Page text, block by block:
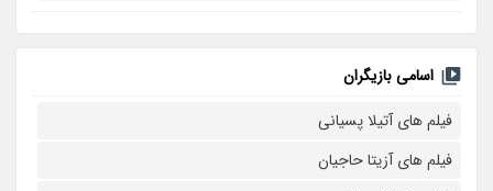
اسامی بازیگران
فیلم های آتیلا پسیانی
فیلم های آزیتا حاجیان